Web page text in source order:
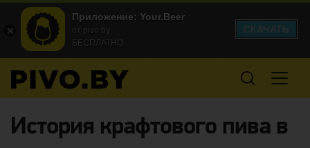
История крафтового пива в
Приложение: Your.Beer
от pivo.by
БЕСПЛАТНО
СКАЧАТЬ